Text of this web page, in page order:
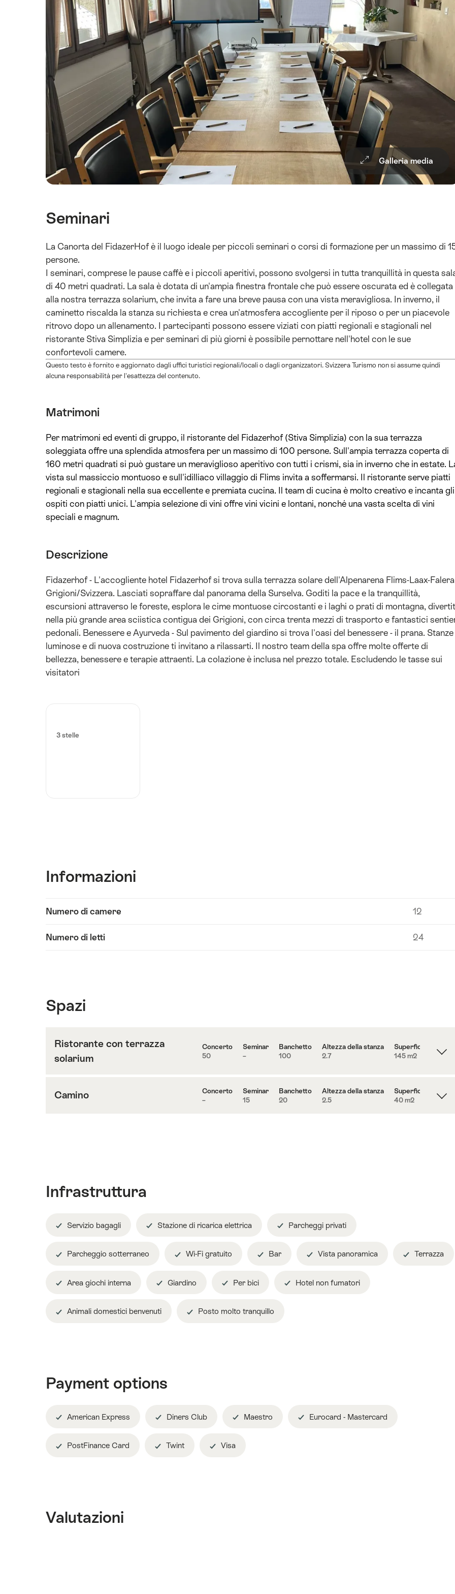
Galleria media
Seminari
La Canorta del FidazerHof è il luogo ideale per piccoli seminari o corsi di formazione per un massimo di
persone.
I seminari, comprese le pause caffè e i piccoli aperitivi, possono svolgersi in tutta tranquillità in questa
di 40 metri quadrati. La sala è dotata di un'ampia finestra frontale che può essere oscurata ed è collegata
alla nostra terrazza solarium, che invita a fare una breve pausa con una vista meravigliosa. In inverno, il
caminetto riscalda la stanza su richiesta e crea un'atmosfera accogliente per il riposo o per un piacevole
ritrovo dopo un allenamento. I partecipanti possono essere viziati con piatti regionali e stagionali nel
ristorante Stiva Simplizia e per seminari di più giorni è possibile pernottare nell'hotel con le sue
confortevoli camere.
Questo testo è fornito e aggiornato dagli uffici turistici regionali/locali o dagli organizzatori. Svizzera Turismo non si assume quindi
alcuna responsabilità per l'esattezza del contenuto.
Matrimoni
Per matrimoni ed eventi di gruppo, il ristorante del Fidazerhof (Stiva Simplizia) con la sua terrazza
soleggiata offre una splendida atmosfera per un massimo di 100 persone. Sull'ampia terrazza coperta di
160 metri quadrati si può gustare un meraviglioso aperitivo con tutti i crismi, sia in inverno che in estate.
vista sul massiccio montuoso e sull'idilliaco villaggio di Flims invita a soffermarsi. Il ristorante serve piatti
regionali e stagionali nella sua eccellente e premiata cucina. Il team di cucina è molto creativo e incanta gli
ospiti con piatti unici. L'ampia selezione di vini offre vini vicini e lontani, nonché una vasta scelta di vini
speciali e magnum.
Descrizione
Fidazerhof - L'accogliente hotel Fidazerhof si trova sulla terrazza solare dell'Alpenarena Flims-Laax-
Grigioni/Svizzera. Lasciati sopraffare dal panorama della Surselva. Goditi la pace e la tranquillità,
escursioni attraverso le foreste, esplora le cime montuose circostanti e i laghi o prati di montagna,
nella più grande area sciistica contigua dei Grigioni, con circa trenta mezzi di trasporto e fantastici
pedonali. Benessere e Ayurveda - Sul pavimento del giardino si trova l'oasi del benessere - il prana. Stanze
luminose e di nuova costruzione ti invitano a rilassarti. Il nostro team della spa offre molte offerte di
bellezza, benessere e terapie attraenti. La colazione è inclusa nel prezzo totale. Escludendo le tasse sui
visitatori
3 stelle
Informazioni
Informazioni
Numero di camere 12
Numero di letti 24
Spazi
Ristorante con terrazza
solarium
Contenuti
con
Concerto
50
Seminar
–
Banchetto
100
Altezza della stanza
2.7
Superficie
145 m2
Camino
Contenuti
Concerto
–
Seminar
15
Banchetto
20
Altezza della stanza
2.5
Superficie
40 m2
Infrastruttura
Servizio bagagli Stazione di ricarica elettrica Parcheggi privati
Parcheggio sotterraneo Wi-Fi gratuito Bar Vista panoramica Terrazza
Area giochi interna Giardino Per bici Hotel non fumatori
Animali domestici benvenuti Posto molto tranquillo
Payment options
American Express Diners Club Maestro Eurocard - Mastercard
PostFinance Card Twint Visa
Valutazioni